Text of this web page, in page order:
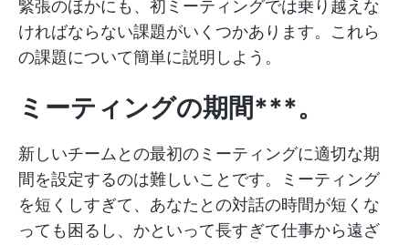
緊張のほかにも、初ミーティングでは乗り越えな
ければならない課題がいくつかあります。これら
の課題について簡単に説明しよう。
ミーティングの期間***。
新しいチームとの最初のミーティングに適切な期
間を設定するのは難しいことです。ミーティング
を短くしすぎて、あなたとの対話の時間が短くな
っても困るし、かといって長すぎて仕事から遠ざ